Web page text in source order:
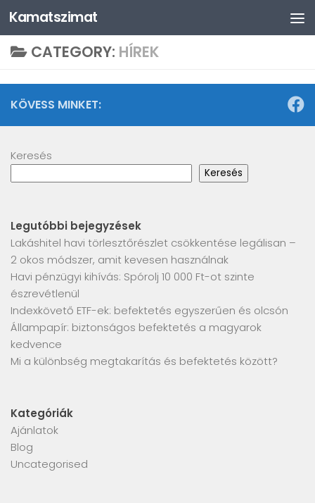
Skip to content
Kamatszimat
CATEGORY: HÍREK
KÖVESS MINKET:
Keresés
Keresés
Legutóbbi bejegyzések
Lakáshitel havi törlesztőrészlet csökkentése legálisan –
2 okos módszer, amit kevesen használnak
Havi pénzügyi kihívás: Spórolj 10 000 Ft-ot szinte
észrevétlenül
Indexkövető ETF-ek: befektetés egyszerűen és olcsón
Állampapír: biztonságos befektetés a magyarok
kedvence
Mi a különbség megtakarítás és befektetés között?
Kategóriák
Ajánlatok
Blog
Uncategorised